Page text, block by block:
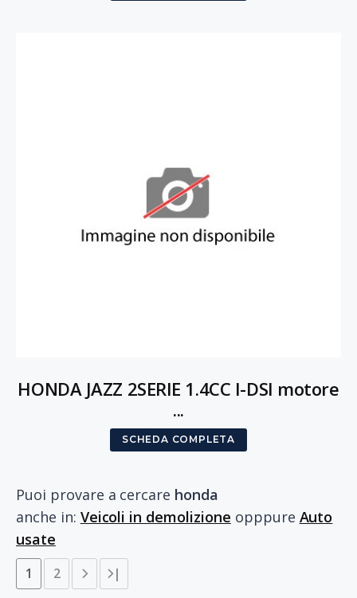
HONDA JAZZ 2SERIE 1.4CC I-DSI motore
...
SCHEDA COMPLETA
Puoi provare a cercare honda
anche in: Veicoli in demolizione opppure Auto
usate
1 2 |